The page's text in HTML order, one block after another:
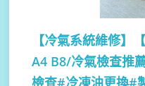
【冷氣系統維修】
A4 B8/冷氣檢查推
檢查#冷凍油更換#